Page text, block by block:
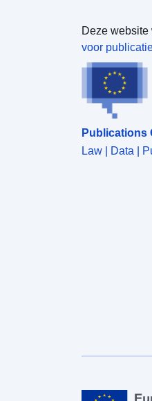
Deze
voor
Publications
Law | Data |